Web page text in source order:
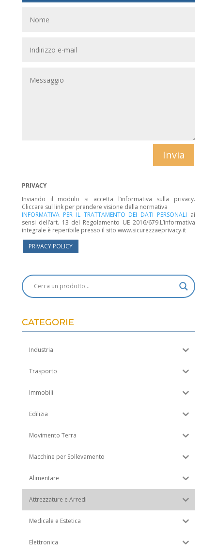
Invia
PRIVACY
Inviando il modulo si accetta l’informativa sulla privacy.
Cliccare sul link per prendere visione della normativa
INFORMATIVA PER IL TRATTAMENTO DEI DATI PERSONALI ai
sensi dell’art. 13 del Regolamento UE 2016/679.L’informativa
integrale è reperibile presso il sito www.sicurezzaeprivacy.it
PRIVACY POLICY
CATEGORIE
Industria
Trasporto
Immobili
Edilizia
Movimento Terra
Macchine per Sollevamento
Alimentare
Attrezzature e Arredi
Medicale e Estetica
Elettronica